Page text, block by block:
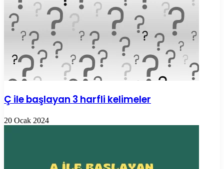
Ç ile başlayan 3 harfli kelimeler
20 Ocak 2024